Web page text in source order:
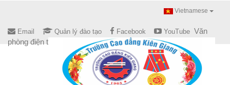
Vietnamese
Email Quản lý đào tạo Facebook YouTube Văn
phòng điện tử